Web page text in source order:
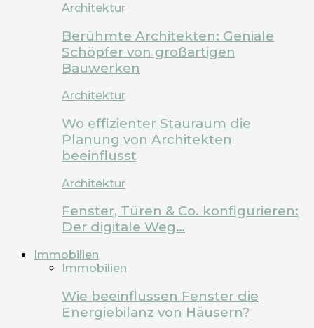
Architektur
Berühmte Architekten: Geniale
Schöpfer von großartigen
Bauwerken
Architektur
Wo effizienter Stauraum die
Planung von Architekten
beeinflusst
Architektur
Fenster, Türen & Co. konfigurieren:
Der digitale Weg…
Immobilien
Immobilien
Wie beeinflussen Fenster die
Energiebilanz von Häusern?